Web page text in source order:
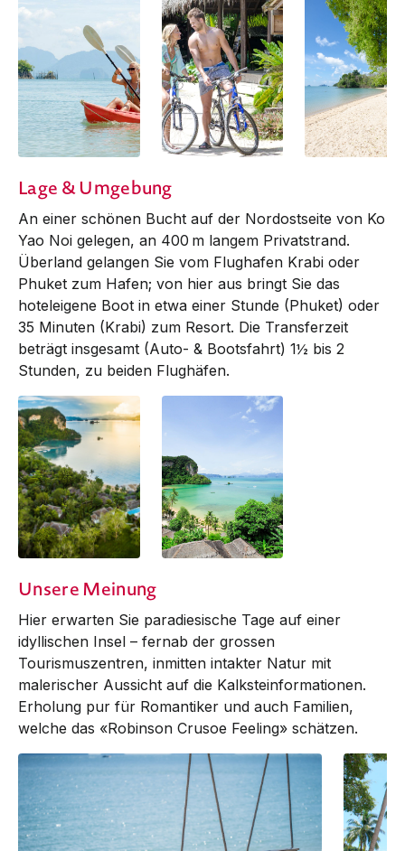
Lage & Umgebung
An einer schönen Bucht auf der Nordostseite von Ko
Yao Noi gelegen, an 400 m langem Privatstrand.
Überland gelangen Sie vom Flug­hafen Krabi oder
Phuket zum Hafen; von hier aus bringt Sie das
hoteleigene Boot in etwa einer Stunde (Phuket) oder
35 Minuten (Krabi) zum Resort. Die Transferzeit
beträgt insgesamt (Auto- & Bootsfahrt) 1½ bis 2
Stunden, zu beiden Flug­häfen.
Unsere Meinung
Hier erwarten Sie paradiesische Tage auf einer
idyllischen Insel – fernab der grossen
Tourismuszentren, inmitten intakter Natur mit
malerischer Aussicht auf die Kalksteinformationen.
Erholung pur für Romantiker und auch Familien,
welche das «Robinson Crusoe Feeling» schätzen.